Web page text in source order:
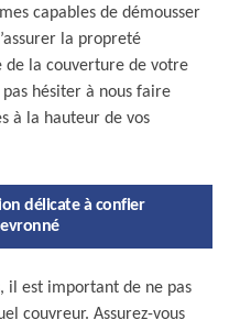
capables de démousser
la propreté
la couverture de votre
hésiter à nous faire
à la hauteur de vos
délicate à confier
il est important de ne pas
couvreur. Assurez-vous